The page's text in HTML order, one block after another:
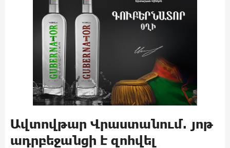
Ավտովթար Վրաստանում. յոթ
ադրբեջանցի է զոհվել